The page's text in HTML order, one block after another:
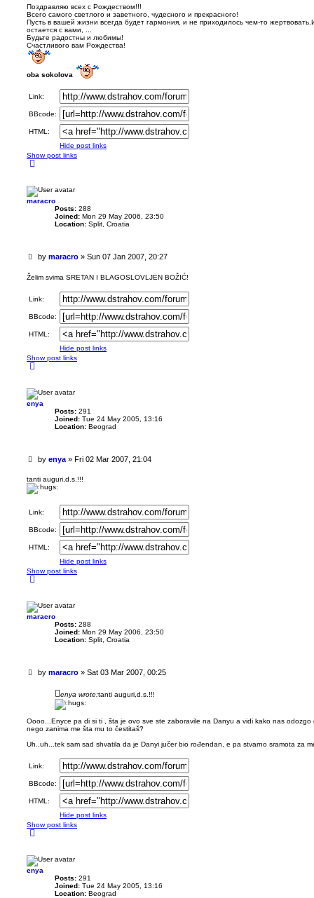
r
e
a
d
p
o
s
t
Поздравляю всех с Рождеством!!!
Всего самого светлого и заветного, чудесного и прекрасного!
Пусть в вашей жизни всегда будет гармония, и не приходилось чем-то
остается с вами, ...
Будьте радостны и любимы!
Счастливого вам Рождества!
oba sokolova
Link:
BBcode:
HTML:
Hide post links
Show post links
maracro
Posts: 288
Joined: Mon 29 May 2006, 23:50
Location: Split, Croatia
U
r
a
p
s
by maracro» Sun 07 Jan 2007, 20:27
Želim svima SRETAN I BLAGOSLOVLJEN BOŽIĆ!
Link:
BBcode:
HTML:
Hide post links
Show post links
enya
Posts: 291
Joined: Tue 24 May 2005, 13:16
Location: Beograd
U
r
e
p
o
t
by enya» Fri 02 Mar 2007, 21:04
tanti auguri,d.s.!!!
Link:
BBcode:
HTML:
Hide post links
Show post links
maracro
Posts: 288
Joined: Mon 29 May 2006, 23:50
Location: Split, Croatia
U
d
p
by maracro» Sat 03 Mar 2007, 00:25
enya wrote:tanti auguri,d.s.!!!
Oooo...Enyce pa di si ti , šta je ovo sve ste zaboravile na Danyu a vidi kako nas odozgo
nego zanima me šta mu to čestitaš?
Uh..uh...tek sam sad shvatila da je Danyi jučer bio rođendan, e pa stvarno sramota za
Link:
BBcode:
HTML:
Hide post links
Show post links
enya
Posts: 291
Joined: Tue 24 May 2005, 13:16
Location: Beograd